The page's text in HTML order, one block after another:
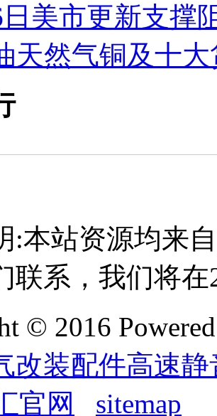
美市更新支撑
天然气铜及十
:本站资源均来
联系，我们将
© 2016
改装配件高速
官网
sitemap